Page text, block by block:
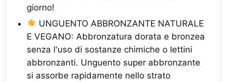
giorno!
UNGUENTO ABBRONZANTE NATURALE
E VEGANO: Abbronzatura dorata e bronzea
senza l'uso di sostanze chimiche o lettini
abbronzanti. Unguento super abbronzante
si assorbe rapidamente nello strato